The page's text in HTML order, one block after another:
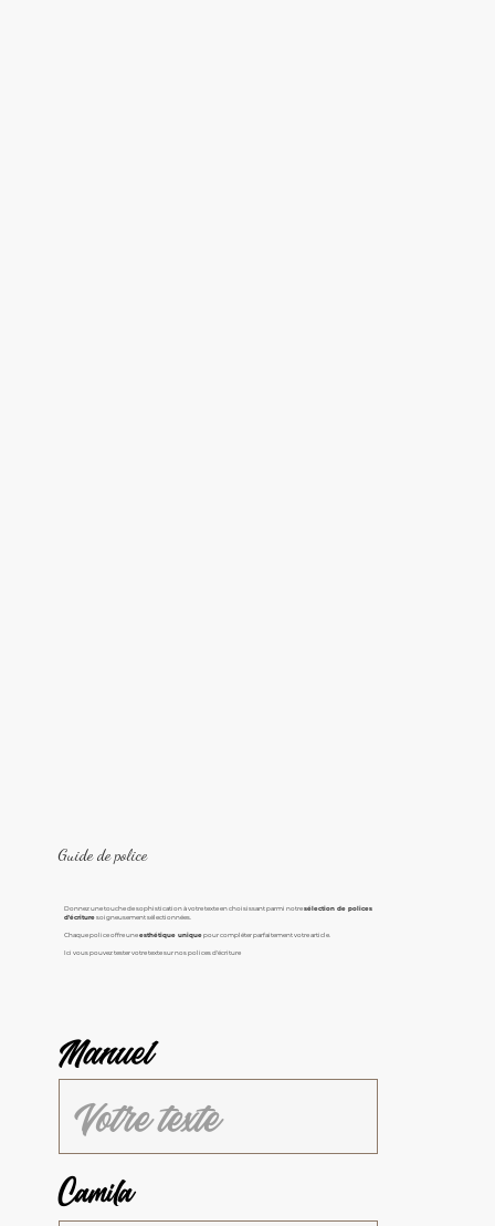
Guide de police
Donnez une touche de sophistication à votre texte en choisissant parmi notresélection de polices
d'écrituresoigneusement sélectionnées.
Chaque police offre uneesthétique uniquepour compléter parfaitement votre article.
Ici vous pouvez tester votre texte sur nos polices d'écriture
Manuel
Camila